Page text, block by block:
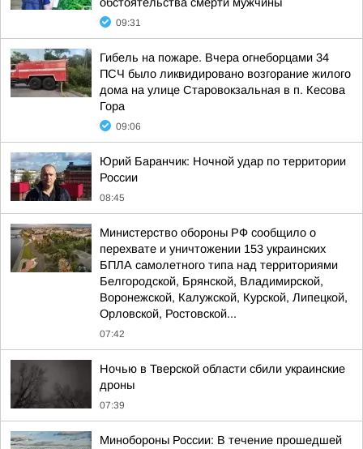
09:31
Гибель на пожаре. Вчера огнеборцами 34
ПСЧ было ликвидировано возгорание жилого
дома на улице Старовокзальная в п. Кесова
Гора
09:06
Юрий Баранчик: Ночной удар по территории
России
08:45
Министерство обороны РФ сообщило о
перехвате и уничтожении 153 украинских
БПЛА самолетного типа над территориями
Белгородской, Брянской, Владимирской,
Воронежской, Калужской, Курской, Липецкой,
Орловской, Ростовской...
07:42
Ночью в Тверской области сбили украинские
дроны
07:39
Минобороны России: В течение прошедшей